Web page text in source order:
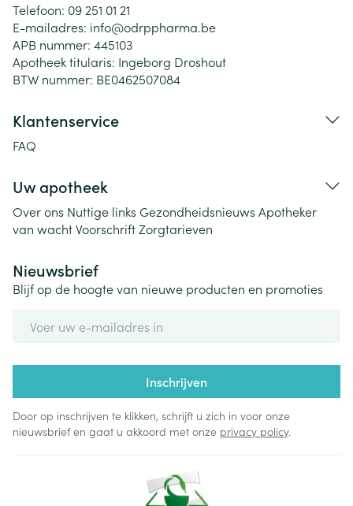
Telefoon: 09 251 01 21
E-mailadres: info@odrppharma.be
APB nummer: 445103
Apotheek titularis: Ingeborg Droshout
BTW nummer: BE0462507084
Klantenservice
FAQ
Uw apotheek
Over ons Nuttige links Gezondheidsnieuws Apotheker
van wachtVoorschriftZorgtarieven
Nieuwsbrief
Blijf op de hoogte van nieuwe producten en promoties
Inschrijven
Door op inschrijven te klikken, schrijft u zich in voor onze
nieuwsbrief en gaat u akkoord met onze privacy policy.